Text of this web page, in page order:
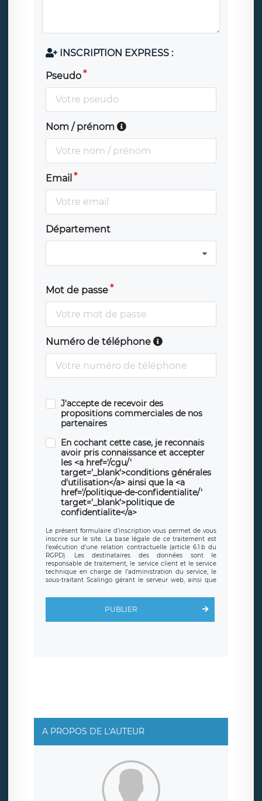
INSCRIPTION EXPRESS :
Pseudo
Nom / prénom
Email
Département
Mot de passe
Numéro de téléphone
J'accepte de recevoir des
propositions commerciales de nos
partenaires
En cochant cette case, je reconnais
avoir pris connaissance et accepter
les <a href='/cgu/'
target='_blank'>conditions générales
d'utilisation</a> ainsi que la <a
href='/politique-de-confidentialite/'
target='_blank'>politique de
confidentialite</a>
Le présent formulaire d’inscription vous permet de vous
inscrire sur le site. La base légale de ce traitement est
l’exécution d’une relation contractuelle (article 6.1.b du
RGPD). Les destinataires des données sont le
responsable de traitement, le service client et le service
technique en charge de l’administration du service, le
sous-traitant Scalingo gérant le serveur web, ainsi que
d’inscription est hébergé sur un serveur hébergé par
clauses de
protection conformes au RGPD
. Les données collectées
sont conservées jusqu’à ce que l’Internaute en sollicite la
rue Léopold Sédar Senghor, joignable à l’adresse mail :
responsabledetraitement@legavox.fr. Vous avez
également le droit d’introduire une réclamation auprès
d’une autorité de contrôle.
PUBLIER
A PROPOS DE L'AUTEUR